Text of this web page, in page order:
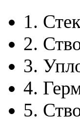
1.
2.
3.
4.
5.